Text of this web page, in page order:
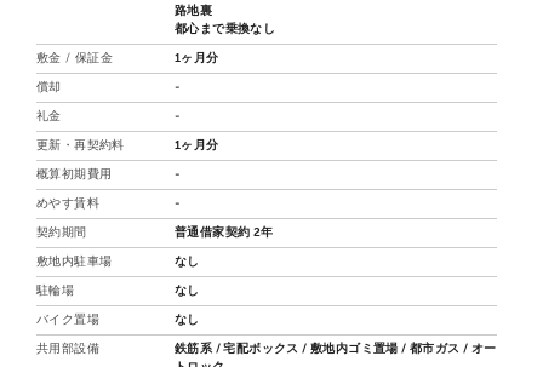
路地裏
都心まで乗換なし
敷金 / 保証金 1ヶ月分
償却 -
礼金 -
更新・再契約料 1ヶ月分
概算初期費用 -
めやす賃料 -
契約期間 普通借家契約 2年
敷地内駐車場 なし
駐輪場 なし
バイク置場 なし
共用部設備
鉄筋系 / 宅配ボックス / 敷地内ゴミ置場 / 都市ガス / オー